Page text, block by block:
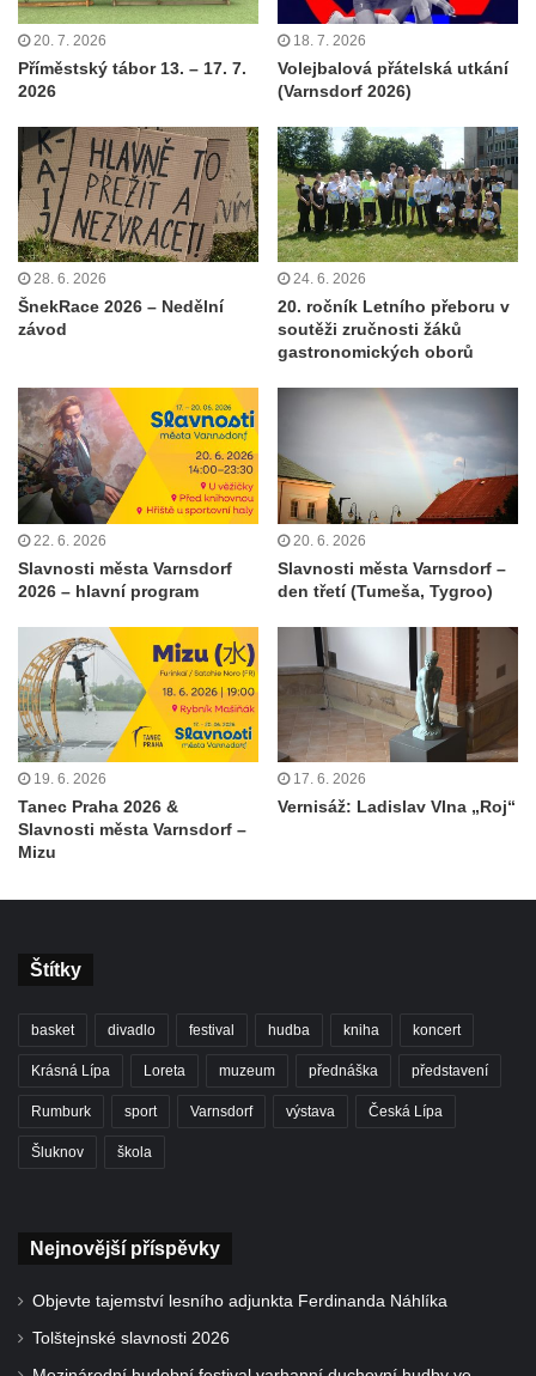
20. 7. 2026
Příměstský tábor 13. – 17. 7.
2026
18. 7. 2026
Volejbalová přátelská utkání
(Varnsdorf 2026)
28. 6. 2026
ŠnekRace 2026 – Nedělní
závod
24. 6. 2026
20. ročník Letního přeboru v
soutěži zručnosti žáků
gastronomických oborů
22. 6. 2026
Slavnosti města Varnsdorf
2026 – hlavní program
20. 6. 2026
Slavnosti města Varnsdorf –
den třetí (Tumeša, Tygroo)
19. 6. 2026
Tanec Praha 2026 &
Slavnosti města Varnsdorf –
Mizu
17. 6. 2026
Vernisáž: Ladislav Vlna „Roj“
Štítky
basket divadlo festival hudba kniha koncert
Krásná Lípa Loreta muzeum přednáška představení
Rumburk sport Varnsdorf výstava Česká Lípa
Šluknov škola
Nejnovější příspěvky
Objevte tajemství lesního adjunkta Ferdinanda Náhlíka
Tolštejnské slavnosti 2026